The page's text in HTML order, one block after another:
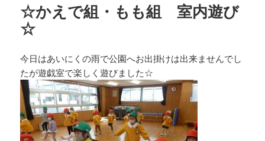
☆かえで組・もも組 室内遊び
☆
今日はあいにくの雨で公園へお出掛けは出来ませんでし
たが遊戯室で楽しく遊びました☆